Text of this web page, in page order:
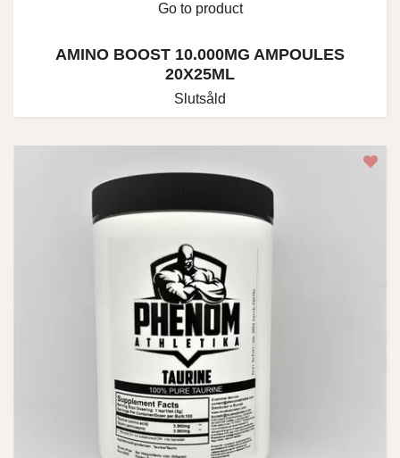
Go to product
AMINO BOOST 10.000MG AMPOULES
20X25ML
Slutsåld